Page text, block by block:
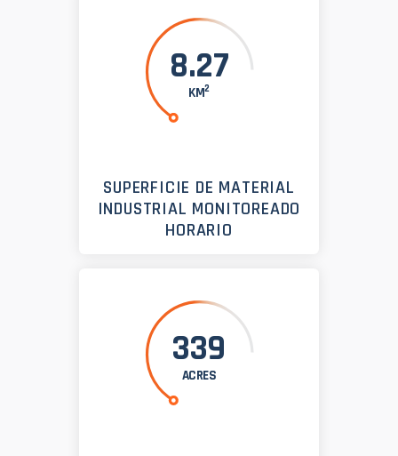
8.27
KM2
SUPERFICIE DE MATERIAL
INDUSTRIAL MONITOREADO
HORARIO
339
ACRES